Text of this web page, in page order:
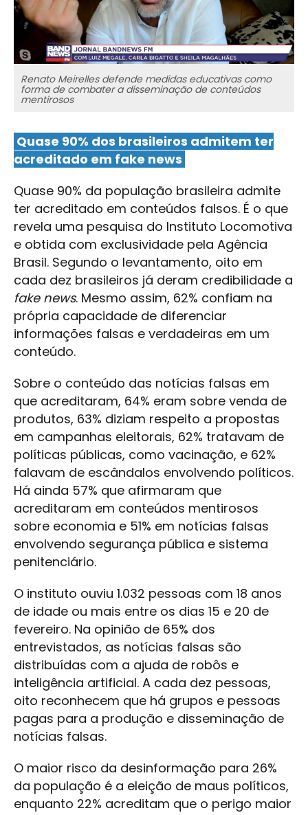
Renato Meirelles defende medidas educativas como
forma de combater a disseminação de conteúdos
mentirosos
Quase 90% dos brasileiros admitem ter
acreditado em fake news
Quase 90% da população brasileira admite
ter acreditado em conteúdos falsos. É o que
revela uma pesquisa do Instituto Locomotiva
e obtida com exclusividade pela Agência
Brasil. Segundo o levantamento, oito em
cada dez brasileiros já deram credibilidade a
fake news. Mesmo assim, 62% confiam na
própria capacidade de diferenciar
informações falsas e verdadeiras em um
conteúdo.
Sobre o conteúdo das notícias falsas em
que acreditaram, 64% eram sobre venda de
produtos, 63% diziam respeito a propostas
em campanhas eleitorais, 62% tratavam de
políticas públicas, como vacinação, e 62%
falavam de escândalos envolvendo políticos.
Há ainda 57% que afirmaram que
acreditaram em conteúdos mentirosos
sobre economia e 51% em notícias falsas
envolvendo segurança pública e sistema
penitenciário.
O instituto ouviu 1.032 pessoas com 18 anos
de idade ou mais entre os dias 15 e 20 de
fevereiro. Na opinião de 65% dos
entrevistados, as notícias falsas são
distribuídas com a ajuda de robôs e
inteligência artificial. A cada dez pessoas,
oito reconhecem que há grupos e pessoas
pagas para a produção e disseminação de
notícias falsas.
O maior risco da desinformação para 26%
da população é a eleição de maus políticos,
enquanto 22% acreditam que o perigo maior